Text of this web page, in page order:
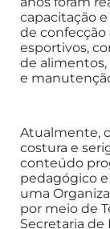
capacitação
de confecção
esportivos,
de
e
Atualmente,
costura e
conteúdo
pedagógico
uma
por meio de
Secretaria